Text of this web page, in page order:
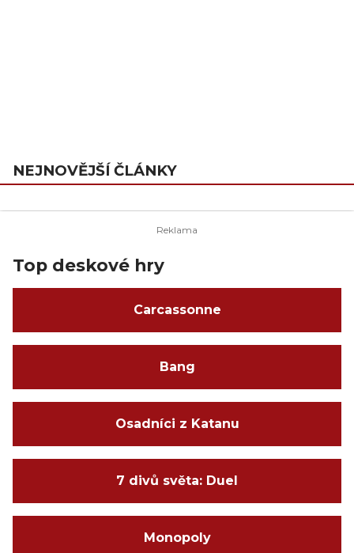
NEJNOVĚJŠÍ ČLÁNKY
Top deskové hry
Carcassonne
Bang
Osadníci z Katanu
7 divů světa: Duel
Monopoly